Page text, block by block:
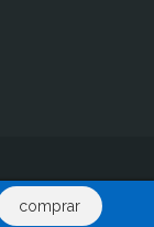
comprar
Descargas